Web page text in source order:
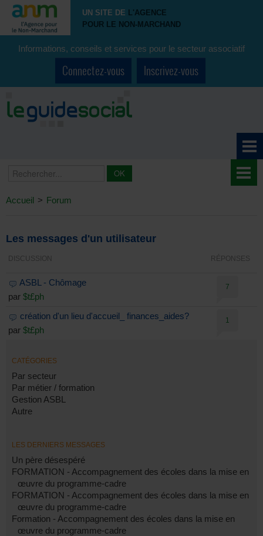
UN SITE DE L'AGENCE
POUR LE NON-MARCHAND
Informations, conseils et services pour le secteur associatif
Connectez-vous Inscrivez-vous
Accueil > Forum
Les messages d'un utilisateur
DISCUSSION RÉPONSES
ASBL - Chômage
par $t£ph
7
création d'un lieu d'accueil_ finances_aides?
par $t£ph
1
CATÉGORIES
Par secteur
Par métier / formation
Gestion ASBL
Autre
LES DERNIERS MESSAGES
Un père désespéré
FORMATION - Accompagnement des écoles dans la mise en
œuvre du programme-cadre
FORMATION - Accompagnement des écoles dans la mise en
œuvre du programme-cadre
Formation - Accompagnement des écoles dans la mise en
œuvre du programme-cadre